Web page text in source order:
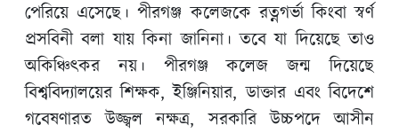
পেরিয়ে এসেছে। পীরগঞ্জ কলেজকে রত্নগর্ভা কিংবা স্বর্ণ
প্রসবিনী বলা যায় কিনা জানিনা। তবে যা দিয়েছে তাও
অকিঞ্চিৎকর নয়। পীরগঞ্জ কলেজ জন্ম দিয়েছে
বিশ্ববিদ্যালয়ের শিক্ষক, ইঞ্জিনিয়ার, ডাক্তার এবং বিদেশে
গবেষণারত উজ্জ্বল নক্ষত্র, সরকারি উচ্চপদে আসীন